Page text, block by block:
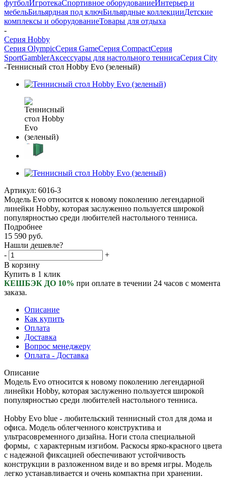
футболИгротекаСпортивное оборудованиеИнтерьер и
мебельБильярдная под ключБильярдные коллекцииДетские
комплексы и оборудованиеТовары для отдыха
-
Серия Hobby
Серия OlympicСерия GameСерия CompactСерия
SportGamblerАксессуары для настольного теннисаСерия City
-Теннисный стол Hobby Evo (зеленый)
Артикул: 6016-3
Модель Evo относится к новому поколению легендарной
линейки Hobby, которая заслуженно пользуется широкой
популярностью среди любителей настольного тенниса.
Подробнее
15 590 руб.
Нашли дешевле?
-
+
В корзину
Купить в 1 клик
КЕШБЭК ДО 10% при оплате в течении 24 часов с момента
заказа.
Описание
Как купить
Оплата
Доставка
Вопрос менеджеру
Оплата - Доставка
Описание
Модель Evo относится к новому поколению легендарной
линейки Hobby, которая заслуженно пользуется широкой
популярностью среди любителей настольного тенниса.
Hobby Evo blue - любительский теннисный стол для дома и
офиса. Модель облегченного конструктива и
ультрасовременного дизайна. Ноги стола специальной
формы, с характерным изгибом. Раскосы ярко-красного цвета
с надежной фиксацией обеспечивают устойчивость
конструкции в разложенном виде и во время игры. Модель
легко устанавливается и очень компактна при хранении.